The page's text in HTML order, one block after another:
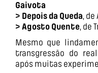
Gaivota
> Depois da Queda,
> Agosto Quente, de
Mesmo que
transgressão do
após muitas